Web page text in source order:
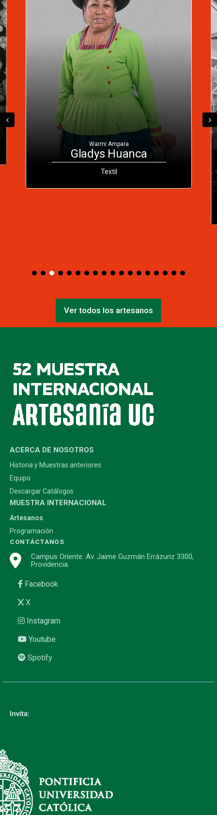
Ver todos los artesanos
ACERCA DE NOSOTROS
Historia y Muestras anteriores
Equipo
Descargar Catálogos
MUESTRA INTERNACIONAL
Artesanos
Programación
CONTÁCTANOS
Campus Oriente: Av. Jaime Guzmán Errázuriz 3300,
Providencia.
Facebook
X
Instagram
Youtube
Spotify
Invita: